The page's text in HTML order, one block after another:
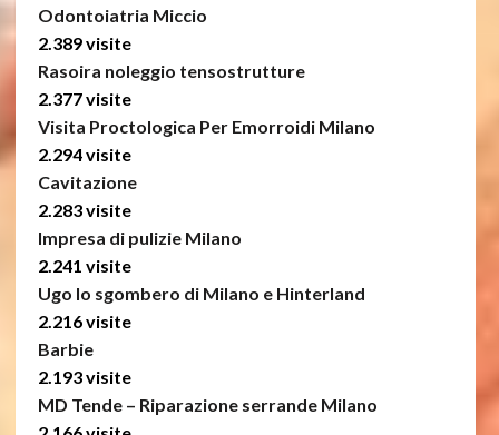
Odontoiatria Miccio
2.389 visite
Rasoira noleggio tensostrutture
2.377 visite
Visita Proctologica Per Emorroidi Milano
2.294 visite
Cavitazione
2.283 visite
Impresa di pulizie Milano
2.241 visite
Ugo lo sgombero di Milano e Hinterland
2.216 visite
Barbie
2.193 visite
MD Tende – Riparazione serrande Milano